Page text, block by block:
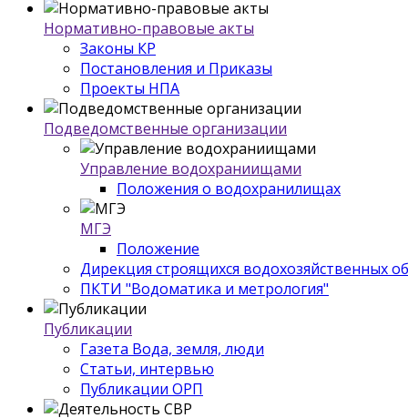
Нормативно-правовые акты
Законы КР
Постановления и Приказы
Проекты НПА
Подведомственные организации
Управление водохраниищами
Положения о водохранилищах
МГЭ
Положение
Дирекция строящихся водохозяйственных
ПКТИ "Водоматика и метрология"
Публикации
Газета Вода, земля, люди
Статьи, интервью
Публикации ОРП